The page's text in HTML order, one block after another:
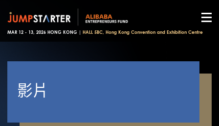
MAR 12 - 13, 2026 HONG KONG | HALL 5BC, Hong Kong Convention and Exhibition Centre
影片